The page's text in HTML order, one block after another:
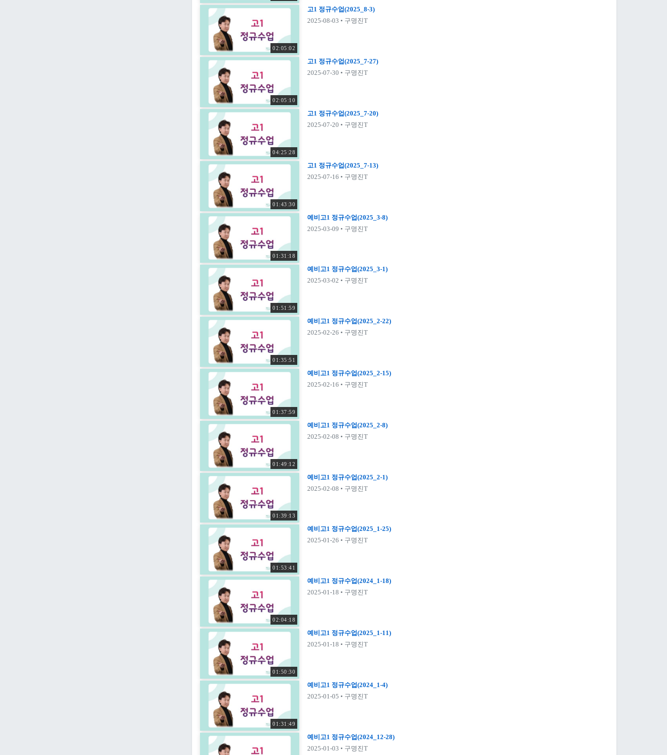
02:05:02
고1 정규수업(2025_8-3)
2025-08-03 • 구명진T
02:05:10
고1 정규수업(2025_7-27)
2025-07-30 • 구명진T
04:25:28
고1 정규수업(2025_7-20)
2025-07-20 • 구명진T
01:43:30
고1 정규수업(2025_7-13)
2025-07-16 • 구명진T
01:31:18
예비고1 정규수업(2025_3-8)
2025-03-09 • 구명진T
01:51:59
예비고1 정규수업(2025_3-1)
2025-03-02 • 구명진T
01:35:51
예비고1 정규수업(2025_2-22)
2025-02-26 • 구명진T
01:37:59
예비고1 정규수업(2025_2-15)
2025-02-16 • 구명진T
01:49:12
예비고1 정규수업(2025_2-8)
2025-02-08 • 구명진T
01:39:13
예비고1 정규수업(2025_2-1)
2025-02-08 • 구명진T
01:53:41
예비고1 정규수업(2025_1-25)
2025-01-26 • 구명진T
02:04:18
예비고1 정규수업(2024_1-18)
2025-01-18 • 구명진T
01:50:30
예비고1 정규수업(2025_1-11)
2025-01-18 • 구명진T
01:31:49
예비고1 정규수업(2024_1-4)
2025-01-05 • 구명진T
예비고1 정규수업(2024_12-28)
2025-01-03 • 구명진T